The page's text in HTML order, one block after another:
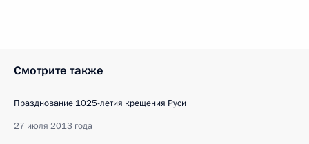
Смотрите также
Празднование 1025-летия крещения Руси
27 июля 2013 года